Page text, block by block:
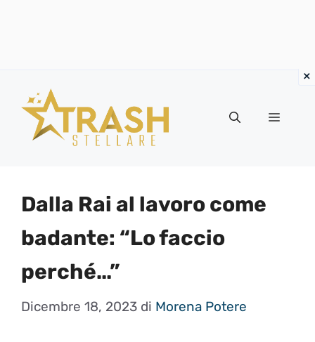
contenuto
Menu
Dalla Rai al lavoro come
badante: “Lo faccio
perché…”
Dicembre 18, 2023 di Morena Potere